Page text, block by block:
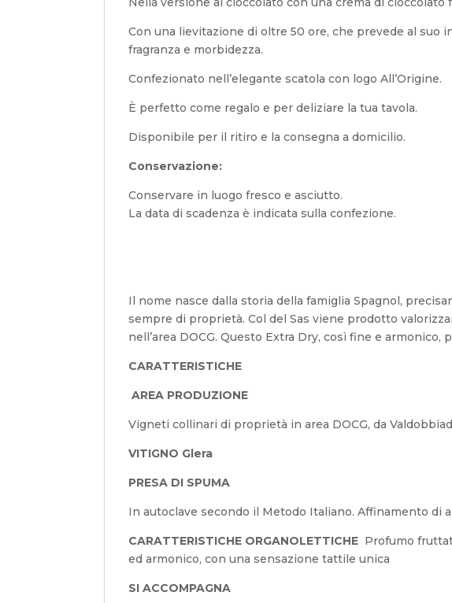
Con una lievitazione di oltre 50 ore, che prevede al
fragranza e morbidezza.
Confezionato nell’elegante scatola con logo All’Origine.
È perfetto come regalo e per deliziare la tua tavola.
Disponibile per il ritiro e la consegna a domicilio.
Conservazione:
Conservare in luogo fresco e asciutto.
La data di scadenza è indicata sulla confezione.
Il nome nasce dalla storia della famiglia Spagnol,
sempre di proprietà. Col del Sas viene prodotto
nell’area DOCG. Questo Extra Dry, così fine e
CARATTERISTICHE
AREA PRODUZIONE
Vigneti collinari di proprietà in area DOCG, da
VITIGNO Glera
PRESA DI SPUMA
In autoclave secondo il Metodo Italiano. Affinamento di
CARATTERISTICHE ORGANOLETTICHE Profumo
ed armonico, con una sensazione tattile unica
SI ACCOMPAGNA